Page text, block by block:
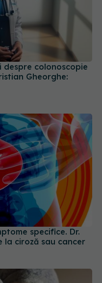
Gheorghe:
specifice. Dr.
la ciroză sau cancer